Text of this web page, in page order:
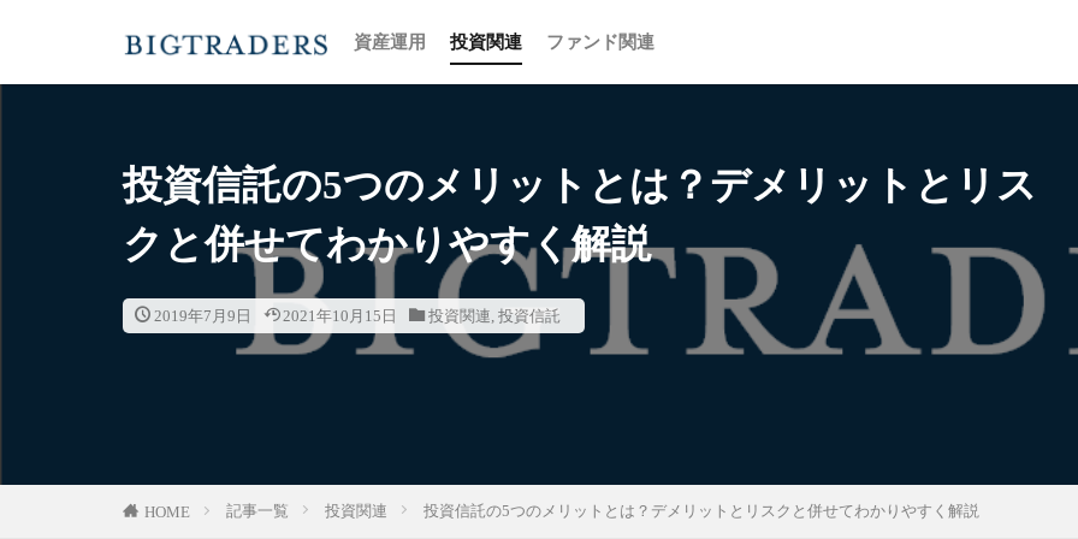
資産運用 投資関連 ファンド関連
投資信託の5つのメリットとは？デメリットとリス
クと併せてわかりやすく解説
2019年7月9日 2021年10月15日 投資関連, 投資信託
HOME 記事一覧 投資関連 投資信託の5つのメリットとは？デメリットとリスクと併せてわかりやすく解説